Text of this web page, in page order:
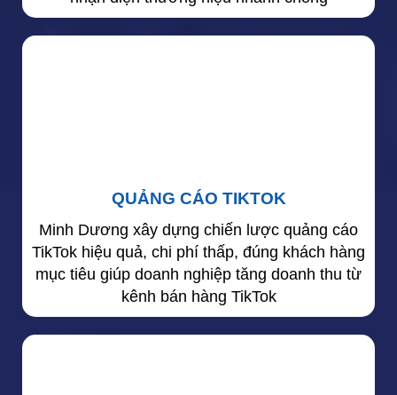
QUẢNG CÁO TIKTOK
Minh Dương xây dựng chiến lược quảng cáo
TikTok hiệu quả, chi phí thấp, đúng khách hàng
mục tiêu giúp doanh nghiệp tăng doanh thu từ
kênh bán hàng TikTok